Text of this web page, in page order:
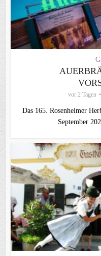
vor 2 Tagen
Das 165. Rosenheimer
September